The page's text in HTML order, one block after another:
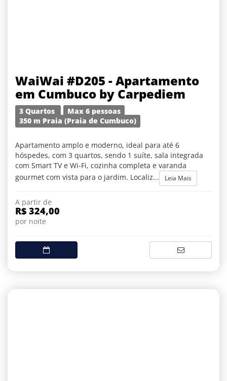
WaiWai #D205 - Apartamento
em Cumbuco by Carpediem
3 Quartos
Max 6 pessoas
350 m Praia (Praia de Cumbuco)
Apartamento amplo e moderno, ideal para até 6
hóspedes, com 3 quartos, sendo 1 suíte, sala integrada
com Smart TV e Wi-Fi, cozinha completa e varanda
gourmet com vista para o jardim. Localiz...
Leia Mais
A partir de
R$ 324,00
por noite